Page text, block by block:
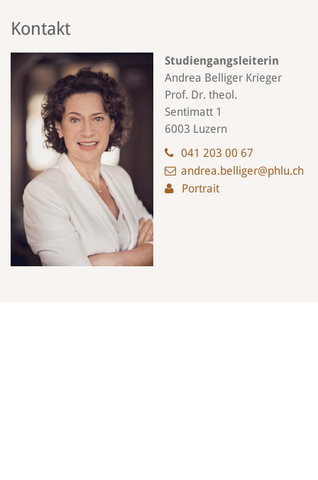
Kontakt
Studiengangsleiterin
Andrea Belliger Krieger
Prof. Dr. theol.
Sentimatt 1
6003 Luzern
041 203 00 67
andrea.belliger@phlu.ch
Portrait